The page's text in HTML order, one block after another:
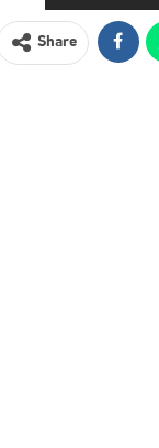
Share